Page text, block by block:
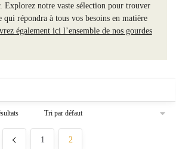
Explorez notre vaste sélection pour trouver
qui répondra à tous vos besoins en matière
également ici l’ensemble de nos gourdes
1 2